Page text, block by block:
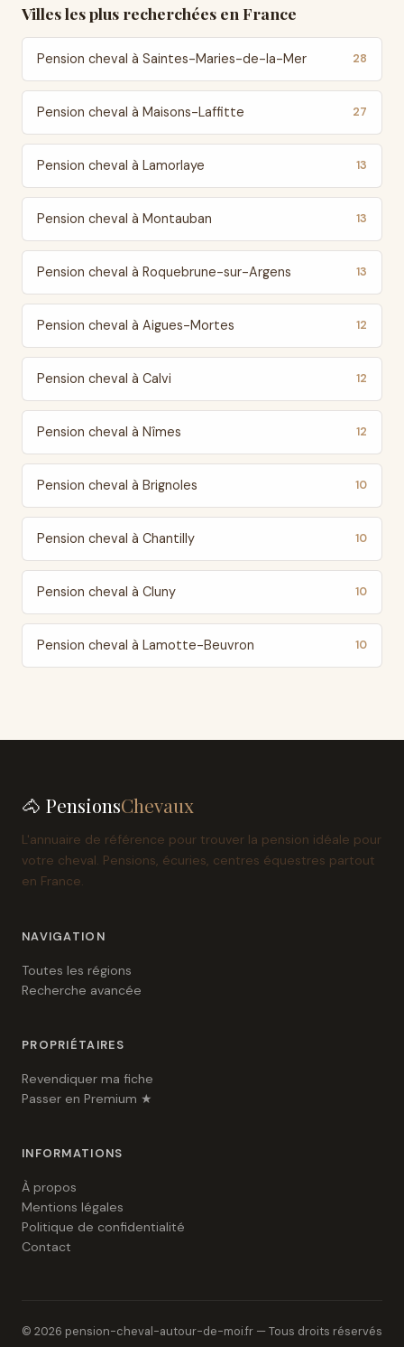
Villes les plus recherchées en France
Pension cheval à Saintes-Maries-de-la-Mer 28
Pension cheval à Maisons-Laffitte 27
Pension cheval à Lamorlaye 13
Pension cheval à Montauban 13
Pension cheval à Roquebrune-sur-Argens 13
Pension cheval à Aigues-Mortes 12
Pension cheval à Calvi 12
Pension cheval à Nîmes 12
Pension cheval à Brignoles 10
Pension cheval à Chantilly 10
Pension cheval à Cluny 10
Pension cheval à Lamotte-Beuvron 10
🐴 PensionsChevaux
L'annuaire de référence pour trouver la pension idéale pour
votre cheval. Pensions, écuries, centres équestres partout
en France.
NAVIGATION
Toutes les régions
Recherche avancée
PROPRIÉTAIRES
Revendiquer ma fiche
Passer en Premium ★
INFORMATIONS
À propos
Mentions légales
Politique de confidentialité
Contact
© 2026 pension-cheval-autour-de-moi.fr — Tous droits réservés